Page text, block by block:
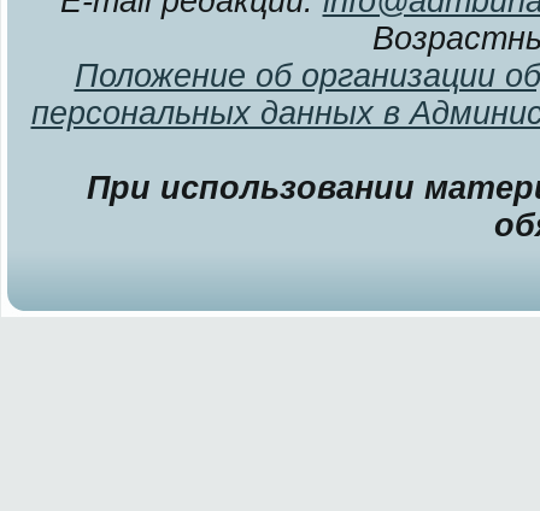
Положение об организации
персональных данных в
При использовании